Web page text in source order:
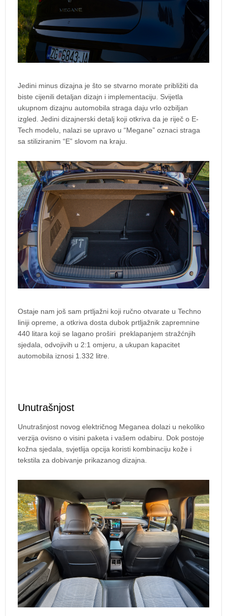
Jedini minus dizajna je što se stvarno morate približiti da
biste cijenili detaljan dizajn i implementaciju. Svijetla
ukupnom dizajnu automobila straga daju vrlo ozbiljan
izgled. Jedini dizajnerski detalj koji otkriva da je riječ o E-
Tech modelu, nalazi se upravo u “Megane” oznaci straga
sa stiliziranim “E” slovom na kraju.
Ostaje nam još sam prtljažni koji ručno otvarate u Techno
liniji opreme, a otkriva dosta dubok prtljažnik zapremnine
440 litara koji se lagano proširi preklapanjem stražćnjih
sjedala, odvojivih u 2:1 omjeru, a ukupan kapacitet
automobila iznosi 1.332 litre.
Unutrašnjost
Unutrašnjost novog električnog Meganea dolazi u nekoliko
verzija ovisno o visini paketa i vašem odabiru. Dok postoje
kožna sjedala, svjetlija opcija koristi kombinaciju kože i
tekstila za dobivanje prikazanog dizajna.